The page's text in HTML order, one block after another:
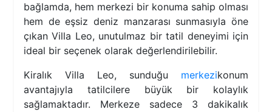
bağlamda, hem merkezi bir konuma sahip olması
hem de eşsiz deniz manzarası sunmasıyla öne
çıkan Villa Leo, unutulmaz bir tatil deneyimi için
ideal bir seçenek olarak değerlendirilebilir.
Kiralık Villa Leo, sunduğu merkezikonum
avantajıyla tatilcilere büyük bir kolaylık
sağlamaktadır. Merkeze sadece 3 dakikalık